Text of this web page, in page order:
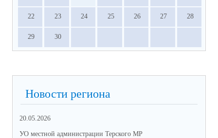
22 23 24 25 26 27 28
29 30
Новости региона
20.05.2026
УО местной администрации Терского МР